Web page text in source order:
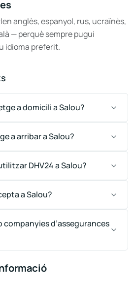
anglès, espanyol, rus, ucraïnès,
— perquè sempre pugui
idioma preferit.
a domicili a Salou?
a arribar a Salou?
DHV24 a Salou?
a Salou?
companyies d’assegurances